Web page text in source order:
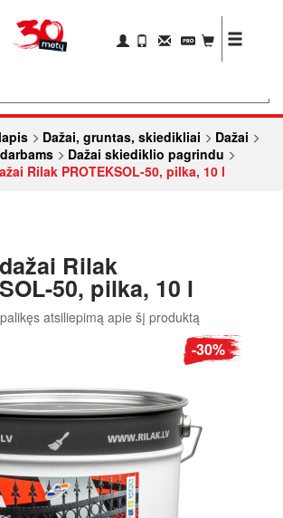
Dažai, gruntas, skiedikliai
Dažai
Dažai skiediklio pagrindu
Rilak PROTEKSOL-50, pilka, 10 l
Rilak
50, pilka, 10 l
atsiliepimą apie šį produktą
-30%